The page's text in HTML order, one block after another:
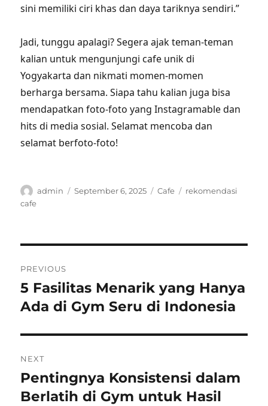
sini memiliki ciri khas dan daya tariknya sendiri.”
Jadi, tunggu apalagi? Segera ajak teman-teman
kalian untuk mengunjungi cafe unik di
Yogyakarta dan nikmati momen-momen
berharga bersama. Siapa tahu kalian juga bisa
mendapatkan foto-foto yang Instagramable dan
hits di media sosial. Selamat mencoba dan
selamat berfoto-foto!
Author
admin
Posted
September 6, 2025 Categories
Cafe Tags
rekomendasi
cafe
navigation
PREVIOUS
Previous
post:
5 Fasilitas Menarik yang Hanya
Ada di Gym Seru di Indonesia
NEXT
Next
post:
Pentingnya Konsistensi dalam
Berlatih di Gym untuk Hasil